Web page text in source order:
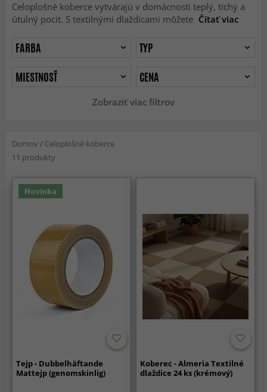
Celoplošné koberce vytvárajú v domácnosti teplý, tichý a
útulný pocit. S textilnými dlaždicami môžete Čítať viac
Zobraziť viac filtrov
FARBA
TYP
MIESTNOSŤ
CENA
Domov / Celoplošné koberce
11 produkty
Novinka
Tejp - Dubbelhäftande
Mattejp (genomskinlig)
Koberec - Almeria Textilné
dlaždice 24 ks (krémový)